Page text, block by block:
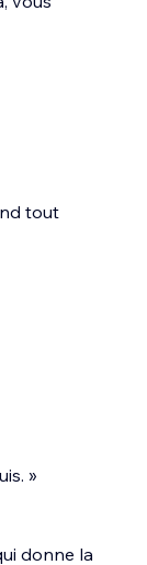
tout
»
donne la